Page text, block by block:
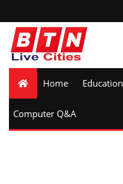
Home Education
Computer Q&A